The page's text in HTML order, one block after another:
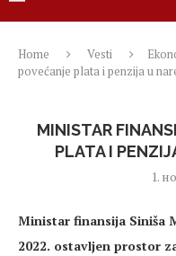
Home Vesti
povećanje plata i penzija u
MINISTAR
PLATA I
1.
Ministar finansija Siniša
2022. ostavljen prostor